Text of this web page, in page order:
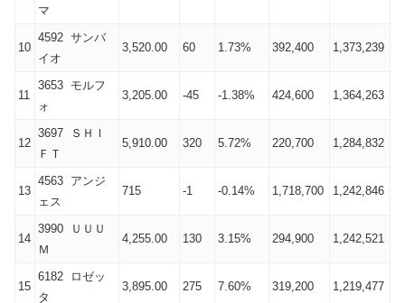
マ
10
4592 サンバ
イオ
3,520.00 60 1.73% 392,400 1,373,239
11
3653 モルフ
ォ
3,205.00 -45 -1.38% 424,600 1,364,263
12
3697 ＳＨＩ
ＦＴ
5,910.00 320 5.72% 220,700 1,284,832
13
4563 アンジ
ェス
715 -1 -0.14% 1,718,700 1,242,846
14
3990 ＵＵＵ
Ｍ
4,255.00 130 3.15% 294,900 1,242,521
15
6182 ロゼッ
タ
3,895.00 275 7.60% 319,200 1,219,477